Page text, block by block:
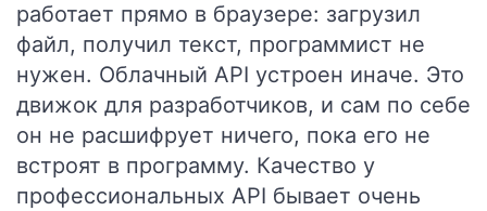
работает прямо в браузере: загрузил
файл, получил текст, программист не
нужен. Облачный API устроен иначе. Это
движок для разработчиков, и сам по себе
он не расшифрует ничего, пока его не
встроят в программу. Качество у
профессиональных API бывает очень